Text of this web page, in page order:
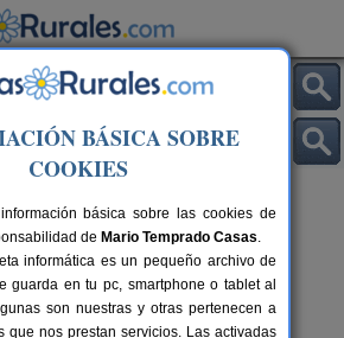
cerca de Valdefresno
BÁSICA SOBRE
COOKIES
básica sobre las cookies de
de Mario Temprado Casas.
informática es un pequeño archivo de
guarda en tu pc, smartphone o tablet al
son nuestras y otras pertenecen a
que nos prestan servicios. Las activadas